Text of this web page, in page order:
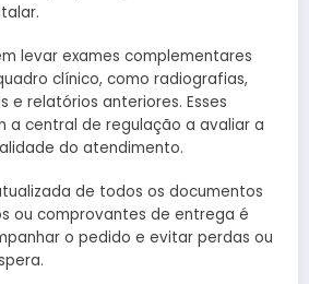
levar exames complementares
clínico, como radiografias,
e relatórios anteriores. Esses
a central de regulação a avaliar a
do atendimento.
de todos os documentos
ou comprovantes de entrega é
o pedido e evitar perdas ou